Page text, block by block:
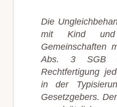
Die
mit Kind und
Gemeinschaften
Abs. 3 SGB
Rechtfertigung
in der
Gesetzgebers.